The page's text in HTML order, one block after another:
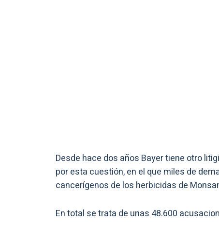
Desde hace dos años Bayer tiene otro
por esta cuestión, en el que miles de
cancerígenos de los herbicidas de
En total se trata de unas 48.600